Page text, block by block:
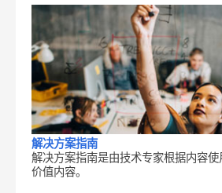
解决方案指南
解决方案指南是由技术专家根据内容
价值内容。